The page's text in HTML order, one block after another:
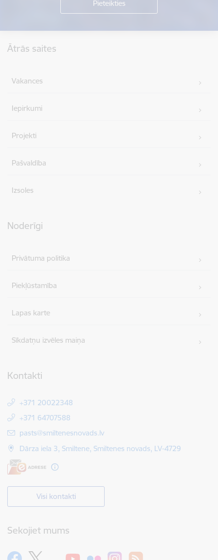
Ātrās saites
Vakances
Iepirkumi
Projekti
Pašvaldība
Izsoles
Noderīgi
Privātuma politika
Piekļūstamība
Lapas karte
Sīkdatņu izvēles maiņa
Kontakti
+371 20022348
+371 64707588
E-pasts:
pasts@smiltenesnovads.lv
Dārza iela 3, Smiltene, Smiltenes novads, LV-4729
Visi kontakti
Sekojiet mums